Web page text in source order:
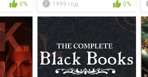
0% 1999 год 0%